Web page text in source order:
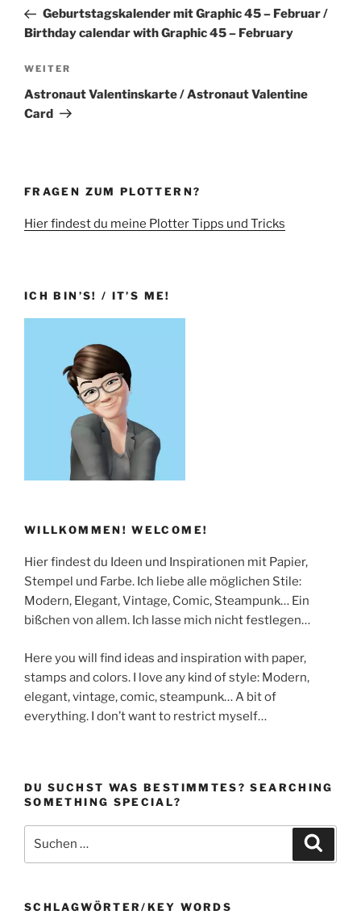
Beitrag
Geburtstagskalender mit Graphic 45 – Februar /
Birthday calendar with Graphic 45 – February
Nächster
Beitrag
WEITER
Astronaut Valentinskarte / Astronaut Valentine
Card
FRAGEN ZUM PLOTTERN?
Hier findest du meine Plotter Tipps und Tricks
ICH BIN’S! / IT’S ME!
WILLKOMMEN! WELCOME!
Hier findest du Ideen und Inspirationen mit Papier,
Stempel und Farbe. Ich liebe alle möglichen Stile:
Modern, Elegant, Vintage, Comic, Steampunk… Ein
bißchen von allem. Ich lasse mich nicht festlegen…
Here you will find ideas and inspiration with paper,
stamps and colors. I love any kind of style: Modern,
elegant, vintage, comic, steampunk… A bit of
everything. I don’t want to restrict myself…
DU SUCHST WAS BESTIMMTES? SEARCHING
SOMETHING SPECIAL?
nach:
SCHLAGWÖRTER/KEY WORDS